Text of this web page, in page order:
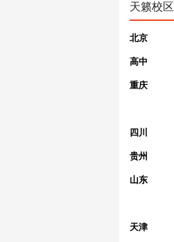
天籁校区
北京
高中
重庆
四川
贵州
山东
天津